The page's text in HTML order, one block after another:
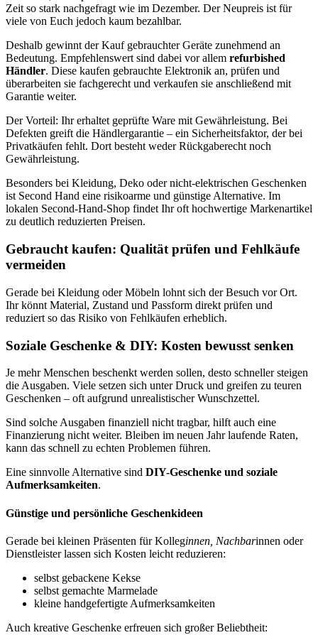
Zeit so stark nachgefragt wie im Dezember. Der Neupreis ist für
viele von Euch jedoch kaum bezahlbar.
Deshalb gewinnt der Kauf gebrauchter Geräte zunehmend an
Bedeutung. Empfehlenswert sind dabei vor allem refurbished
Händler. Diese kaufen gebrauchte Elektronik an, prüfen und
überarbeiten sie fachgerecht und verkaufen sie anschließend mit
Garantie weiter.
Der Vorteil: Ihr erhaltet geprüfte Ware mit Gewährleistung. Bei
Defekten greift die Händlergarantie – ein Sicherheitsfaktor, der bei
Privatkäufen fehlt. Dort besteht weder Rückgaberecht noch
Gewährleistung.
Besonders bei Kleidung, Deko oder nicht-elektrischen Geschenken
ist Second Hand eine risikoarme und günstige Alternative. Im
lokalen Second-Hand-Shop findet Ihr oft hochwertige Markenartikel
zu deutlich reduzierten Preisen.
Gebraucht kaufen: Qualität prüfen und Fehlkäufe
vermeiden
Gerade bei Kleidung oder Möbeln lohnt sich der Besuch vor Ort.
Ihr könnt Material, Zustand und Passform direkt prüfen und
reduziert so das Risiko von Fehlkäufen erheblich.
Soziale Geschenke & DIY: Kosten bewusst senken
Je mehr Menschen beschenkt werden sollen, desto schneller steigen
die Ausgaben. Viele setzen sich unter Druck und greifen zu teuren
Geschenken – oft aufgrund unrealistischer Wunschzettel.
Sind solche Ausgaben finanziell nicht tragbar, hilft auch eine
Finanzierung nicht weiter. Bleiben im neuen Jahr laufende Raten,
kann das schnell zu echten Problemen führen.
Eine sinnvolle Alternative sind DIY-Geschenke und soziale
Aufmerksamkeiten.
Günstige und persönliche Geschenkideen
Gerade bei kleinen Präsenten für Kolleginnen, Nachbarinnen oder
Dienstleister lassen sich Kosten leicht reduzieren:
selbst gebackene Kekse
selbst gemachte Marmelade
kleine handgefertigte Aufmerksamkeiten
Auch kreative Geschenke erfreuen sich großer Beliebtheit: